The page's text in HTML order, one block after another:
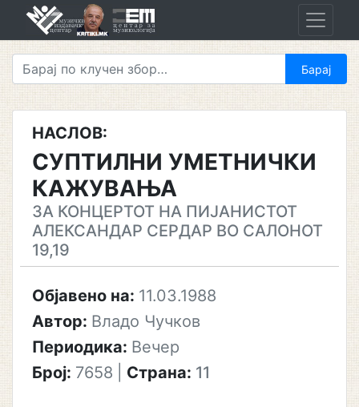
НАСЛОВ:
СУПТИЛНИ УМЕТНИЧКИ
КАЖУВАЊА
ЗА КОНЦЕРТОТ НА ПИЈАНИСТОТ
АЛЕКСАНДАР СЕРДАР ВО САЛОНОТ
19,19
Објавено на: 11.03.1988
Автор: Владо Чучков
Периодика: Вечер
Број: 7658 Страна: 11